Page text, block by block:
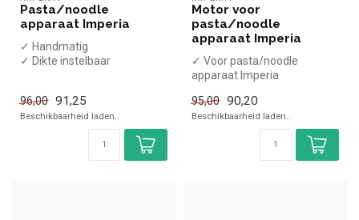
Pasta/noodle
apparaat Imperia
✓ Handmatig
✓ Dikte instelbaar
96,00 91,25
Beschikbaarheid laden..
Motor voor
pasta/noodle
apparaat Imperia
✓ Voor pasta/noodle
apparaat Imperia
95,00 90,20
Beschikbaarheid laden..